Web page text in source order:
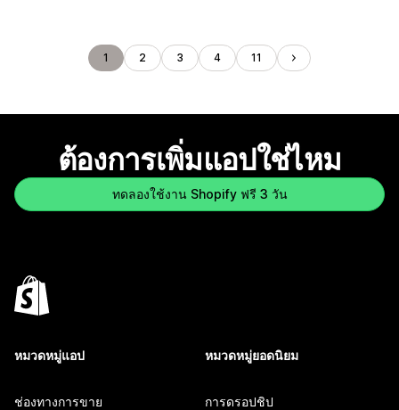
1 2 3 4 11
ต้องการเพิ่มแอปใช่ไหม
ทดลองใช้งาน Shopify ฟรี 3 วัน
หมวดหมู่แอป
ช่องทางการขาย
หมวดหมู่ยอดนิยม
การดรอปชิป